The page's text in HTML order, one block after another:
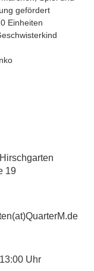
gefördert
Einheiten
19
Uhr